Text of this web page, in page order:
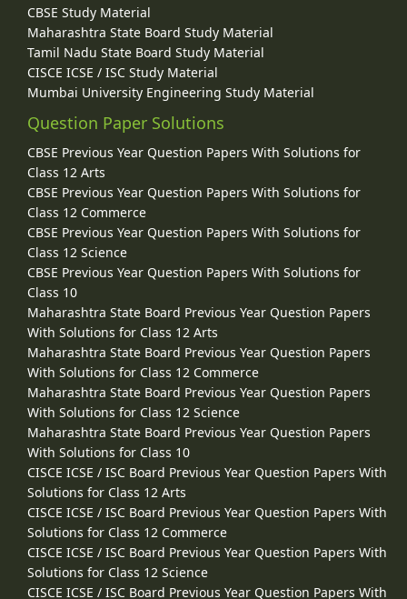
CBSE Study Material
Maharashtra State Board Study Material
Tamil Nadu State Board Study Material
CISCE ICSE / ISC Study Material
Mumbai University Engineering Study Material
Question Paper Solutions
CBSE Previous Year Question Papers With Solutions for
Class 12 Arts
CBSE Previous Year Question Papers With Solutions for
Class 12 Commerce
CBSE Previous Year Question Papers With Solutions for
Class 12 Science
CBSE Previous Year Question Papers With Solutions for
Class 10
Maharashtra State Board Previous Year Question Papers
With Solutions for Class 12 Arts
Maharashtra State Board Previous Year Question Papers
With Solutions for Class 12 Commerce
Maharashtra State Board Previous Year Question Papers
With Solutions for Class 12 Science
Maharashtra State Board Previous Year Question Papers
With Solutions for Class 10
CISCE ICSE / ISC Board Previous Year Question Papers With
Solutions for Class 12 Arts
CISCE ICSE / ISC Board Previous Year Question Papers With
Solutions for Class 12 Commerce
CISCE ICSE / ISC Board Previous Year Question Papers With
Solutions for Class 12 Science
CISCE ICSE / ISC Board Previous Year Question Papers With